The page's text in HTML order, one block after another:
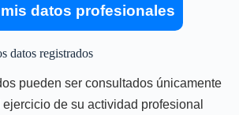
datos profesionales
datos registrados
pueden ser consultados únicamente
de su actividad profesional